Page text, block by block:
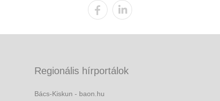
Regionális hírportálok
Bács-Kiskun - baon.hu